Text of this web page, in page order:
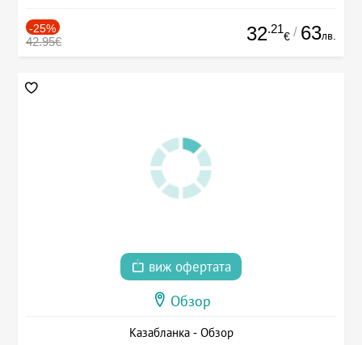
-25%
42.95€ 32.21
€ / 63лв.
виж офертата
Обзор
Казабланка - Обзор